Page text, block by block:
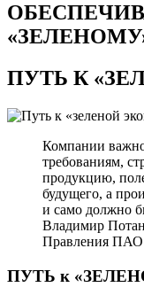
ПУТЬ К
Компании
требованиям,
продукцию,
будущего, а
и само должно
Владимир
Правления
ПУТЬ к